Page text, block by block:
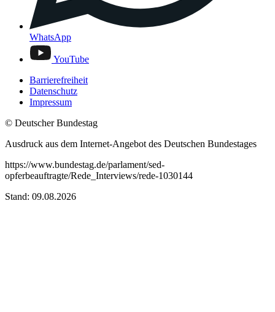
WhatsApp
YouTube
Barrierefreiheit
Datenschutz
Impressum
© Deutscher Bundestag
Ausdruck aus dem Internet-Angebot des Deutschen Bundestages
https://www.bundestag.de/parlament/sed-
opferbeauftragte/Rede_Interviews/rede-1030144
Stand: 09.08.2026